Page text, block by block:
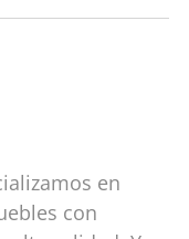
en
con